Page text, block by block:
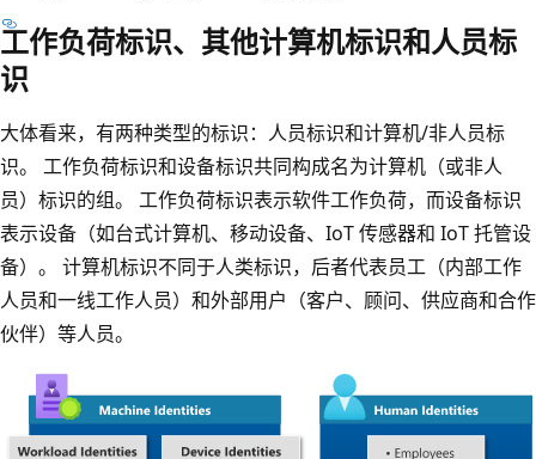
工作负荷标识、其他计算机标识和人员标
识
大体看来，有两种类型的标识：人员标识和计算机/非人员标
识。 工作负荷标识和设备标识共同构成名为计算机（或非人
员）标识的组。 工作负荷标识表示软件工作负荷，而设备标识
表示设备（如台式计算机、移动设备、IoT 传感器和 IoT 托管设
备）。 计算机标识不同于人类标识，后者代表员工（内部工作
人员和一线工作人员）和外部用户（客户、顾问、供应商和合作
伙伴）等人员。